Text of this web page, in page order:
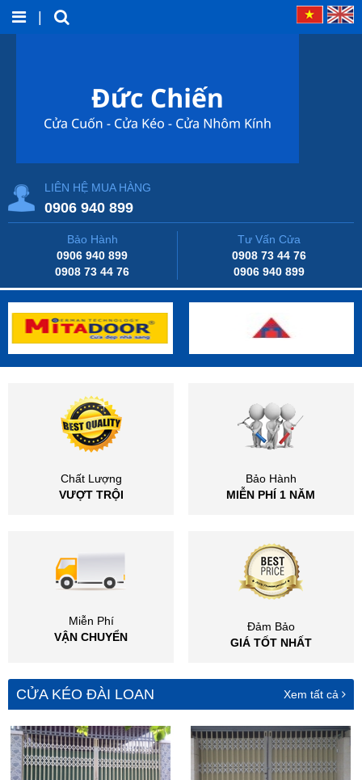
LIÊN HỆ MUA HÀNG
0906 940 899
Bảo Hành
0906 940 899
0908 73 44 76
Tư Vấn Cửa
0908 73 44 76
0906 940 899
Chất Lượng
VƯỢT TRỘI
Bảo Hành
MIỄN PHÍ 1 NĂM
Miễn Phí
VẬN CHUYỂN
Đảm Bảo
GIÁ TỐT NHẤT
CỬA KÉO ĐÀI LOAN Xem tất cả